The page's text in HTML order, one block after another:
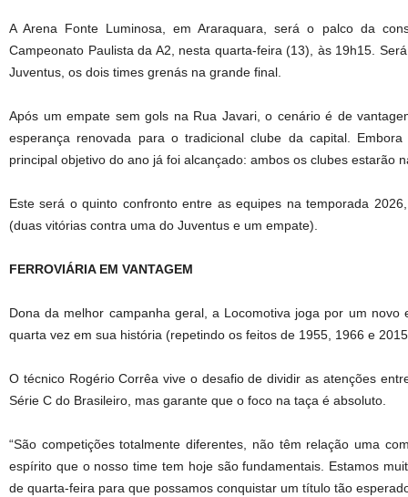
A Arena Fonte Luminosa, em Araraquara, será o palco da
Campeonato Paulista da A2, nesta quarta-feira (13), às 19h15.
Juventus, os dois times grenás na grande final.
Após um empate sem gols na Rua Javari, o cenário é de
esperança renovada para o tradicional clube da capital.
principal objetivo do ano já foi alcançado: ambos os clubes estarão
Este será o quinto confronto entre as equipes na temporada
(duas vitórias contra uma do Juventus e um empate).
FERROVIÁRIA EM VANTAGEM
Dona da melhor campanha geral, a Locomotiva joga por um
quarta vez em sua história (repetindo os feitos de 1955, 1966 e
O técnico Rogério Corrêa vive o desafio de dividir as atenções
Série C do Brasileiro, mas garante que o foco na taça é absoluto.
“São competições totalmente diferentes, não têm relação uma
espírito que o nosso time tem hoje são fundamentais. Estamos
de quarta-feira para que possamos conquistar um título tão